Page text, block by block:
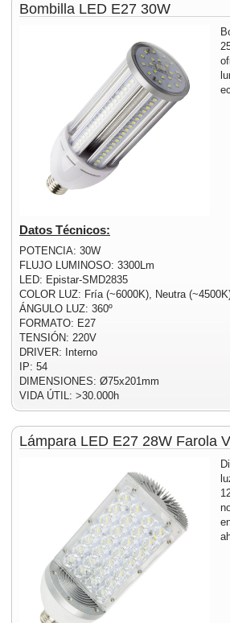
Bombilla LED E27 30W
Datos Técnicos:
POTENCIA: 30W
FLUJO LUMINOSO: 3300Lm
LED: Epistar-SMD2835
COLOR LUZ: Fría (~6000K), Neutra
ÁNGULO LUZ: 360º
FORMATO: E27
TENSIÓN: 220V
DRIVER: Interno
IP: 54
DIMENSIONES: Ø75x201mm
VIDA ÚTIL: >30.000h
Lámpara LED E27 28W Farola